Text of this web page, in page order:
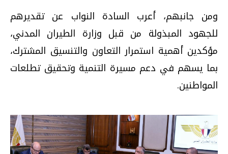
ومن جانبهم، أعرب السادة النواب عن تقديرهم
للجهود المبذولة من قبل وزارة الطيران المدني،
مؤكدين أهمية استمرار التعاون والتنسيق المشترك،
بما يسهم في دعم مسيرة التنمية وتحقيق تطلعات
المواطنين.